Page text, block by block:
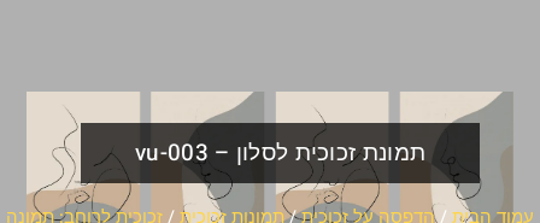
תמונת זכוכית לסלון – vu-003
עמוד הבית /הדפסה על זכוכית/תמונות זכוכית/זכוכית לרוחב: תמונה